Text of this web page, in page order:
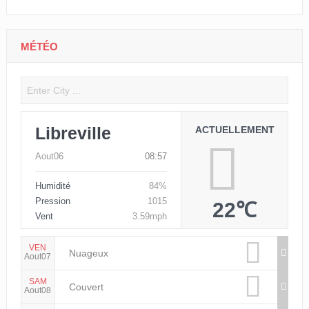
MÉTÉO
Libreville
Aout06 08:57
Humidité
84%
Pression
1015
Vent
3.59mph
ACTUELLEMENT
22℃
VEN
Aout07
Nuageux
SAM
Aout08
Couvert